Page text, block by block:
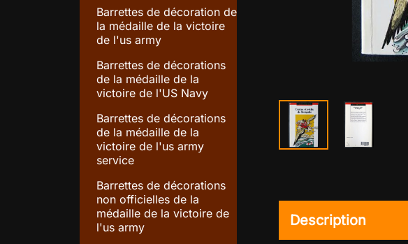
Barrettes de décoration de
la médaille de la victoire
de l'us army
Barrettes de décorations
de la médaille de la
victoire de l'US Navy
Barrettes de décorations
de la médaille de la
victoire de l'us army
service
Barrettes de décorations
non officielles de la
médaille de la victoire de
l'us army
Agrandir l'image
Description